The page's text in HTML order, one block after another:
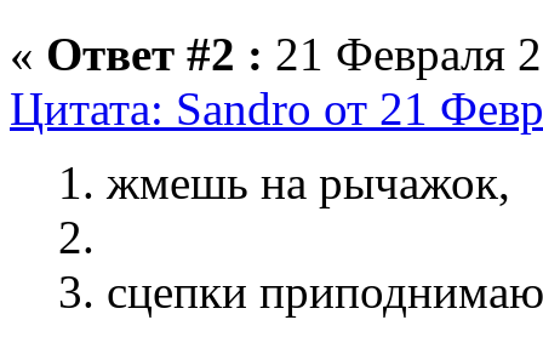
« Ответ #2 : 21 Февраля
Цитата: Sandro от 21
1. жмешь на рычажок,
2.
3. сцепки